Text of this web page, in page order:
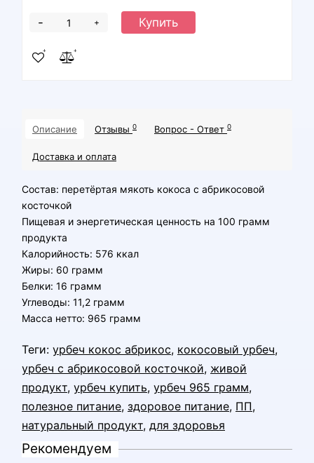
+
- Купить
Описание Отзывы 0 Вопрос - Ответ 0
Доставка и оплата
Состав: перетёртая мякоть кокоса с абрикосовой
косточкой
Пищевая и энергетическая ценность на 100 грамм
продукта
Калорийность: 576 ккал
Жиры: 60 грамм
Белки: 16 грамм
Углеводы: 11,2 грамм
Масса нетто: 965 грамм
Теги: урбеч кокос абрикос, кокосовый урбеч,
урбеч с абрикосовой косточкой, живой
продукт, урбеч купить, урбеч 965 грамм,
полезное питание, здоровое питание, ПП,
натуральный продукт, для здоровья
Рекомендуем